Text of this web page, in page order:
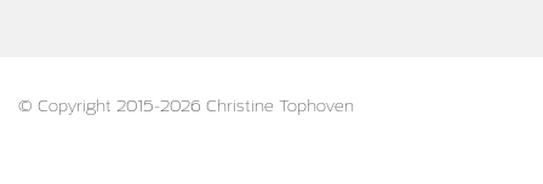
© Copyright 2015-2026 Christine Tophoven